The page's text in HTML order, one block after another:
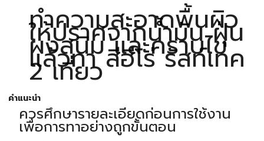
ทำความสะอาดพื้นผิว
ให้ปราศจากน้ำมัน ฝุ่น
ผงสนิม และคราบไข
แล้วทา สีฮีโร่ รัสท์เทค
2 เที่ยว
คำแนะนำ
ควรศึกษารายละเอียดก่อนการใช้งาน
เพื่อการทาอย่างถูกขั้นตอน